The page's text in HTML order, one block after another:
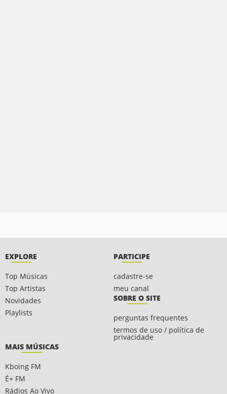
EXPLORE
Top Músicas
Top Artistas
Novidades
Playlists
PARTICIPE
cadastre-se
meu canal
SOBRE O SITE
perguntas frequentes
termos de uso / política de
privacidade
MAIS MÚSICAS
Kboing FM
É+ FM
Rádios Ao Vivo